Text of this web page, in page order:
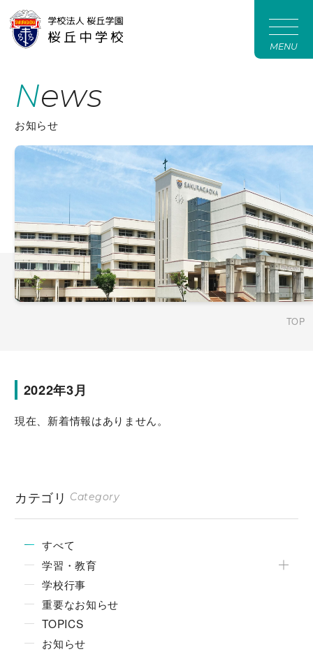
MENU
News
お知らせ
TOP
2022年3月
現在、新着情報はありません。
カテゴリ Category
すべて
学習・教育
学校行事
重要なお知らせ
TOPICS
お知らせ